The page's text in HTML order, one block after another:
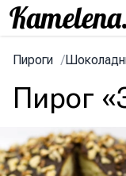
Пироги /
Пирог